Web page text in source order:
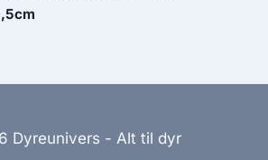
Dyreunivers - Alt til dyr